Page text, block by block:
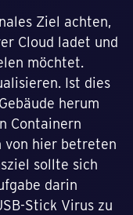
Ziel achten,
Cloud ladet und
möchtet.
Ist dies
herum
Containern
von hier betreten
sollte sich
darin
Stick Virus zu